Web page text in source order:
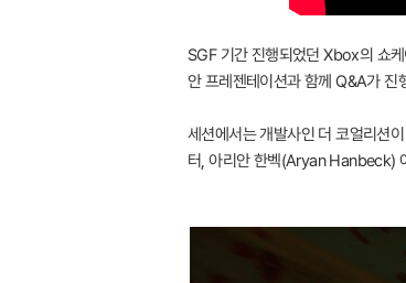
SGF 기간 진행되었던 Xbox의 쇼
안 프레젠테이션과 함께 Q&A가 진
세션에서는 개발사인 더 코얼리션
터, 아리안 한벡(Aryan Hanbeck)